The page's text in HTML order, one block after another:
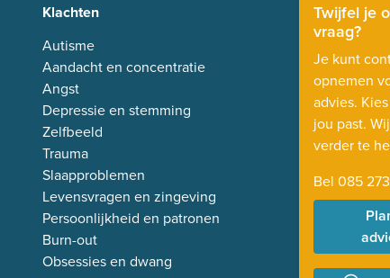
Twijfel je
vraag?
Je kunt
opnemen
advies.
jou past.
verder te
Bel 085
Klachten
Autisme
Aandacht en concentratie
Angst
Depressie en stemming
Zelfbeeld
Trauma
Slaapproblemen
Levensvragen en zingeving
Persoonlijkheid en patronen
Burn-out
Obsessies en dwang